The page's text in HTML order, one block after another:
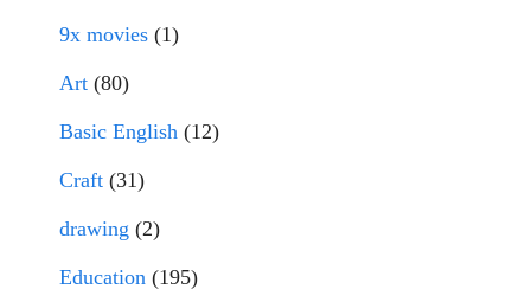
9x movies (1)
Art (80)
Basic English (12)
Craft (31)
drawing (2)
Education (195)